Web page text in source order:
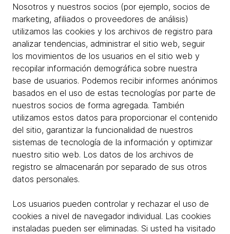
Nosotros y nuestros socios (por ejemplo, socios de
marketing, afiliados o proveedores de análisis)
utilizamos las cookies y los archivos de registro para
analizar tendencias, administrar el sitio web, seguir
los movimientos de los usuarios en el sitio web y
recopilar información demográfica sobre nuestra
base de usuarios. Podemos recibir informes anónimos
basados en el uso de estas tecnologías por parte de
nuestros socios de forma agregada. También
utilizamos estos datos para proporcionar el contenido
del sitio, garantizar la funcionalidad de nuestros
sistemas de tecnología de la información y optimizar
nuestro sitio web. Los datos de los archivos de
registro se almacenarán por separado de sus otros
datos personales.
Los usuarios pueden controlar y rechazar el uso de
cookies a nivel de navegador individual. Las cookies
instaladas pueden ser eliminadas. Si usted ha visitado